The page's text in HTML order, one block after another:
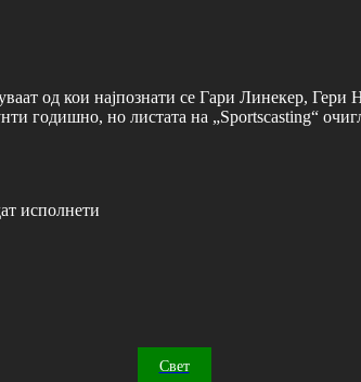
од кои најпознати се Гари Линекер,
годишно, но листата на „Sportscasting“
исполнети
Свет